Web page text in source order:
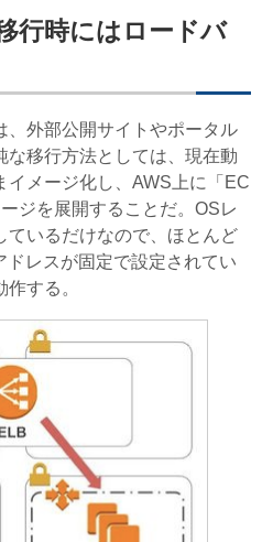
行時にはロードバ
外部公開サイトやポータル
移行方法としては、現在動
イメージ化し、AWS上に「EC
ジを展開することだ。OSレ
ているだけなので、ほとんど
レスが固定で設定されてい
する。